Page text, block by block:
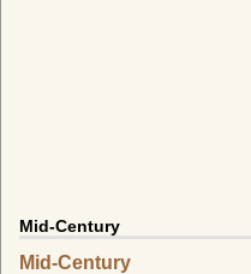
Mid-Century
Mid-Century